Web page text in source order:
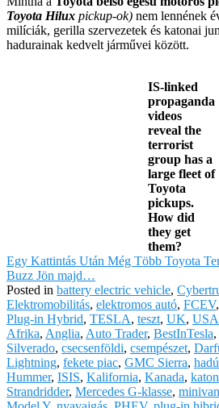
Toyota Hilux pickup-ok) nem lennének
milíciák, gerilla szervezetek és katonai
hadurainak kedvelt járművei között.
IS-linked
propaganda
videos
reveal the
terrorist
group has a
large fleet of
Toyota
pickups.
How did
they get
them?
Egy Kattintás Után Még Több Toyota
Buzz Jön majd…
Posted in battery electric vehicle,
Elektromobilitás, elektromos autó, FCEV,
Plug-in Hybrid, TESLA, teszt, UK, USA
Afrika, Anglia, Auto Trader, BestInTesla,
Silverado, csecsenföldi, csempészet,
Lightning, fekete piac, GMC Sierra,
Hummer, ISIS, Kalifornia, Kanada,
Strandridder, Mercedes G-klasse, minivan